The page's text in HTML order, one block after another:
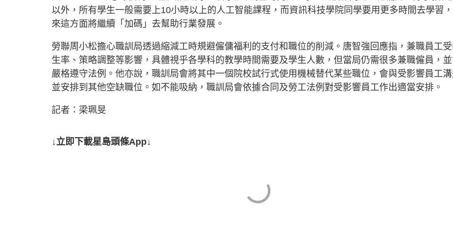
以外，所有學生一般需要上10小時以上的人工智能課程，而資訊科技學院同學要用更多時間去學習
來這方面將繼續「加碼」去幫助行業發展。
勞聯周小松擔心職訓局透過縮減工時規避僱傭福利的支付和職位的削減。唐智強回應指，兼職員工
生率、策略調整等影響，具體視乎各學科的教學時間需要及學生人數，但當局仍需很多兼職僱員，
嚴格遵守法例。他亦說，職訓局會將其中一個院校試行式使用機械替代某些職位，會與受影響員工
並安排到其他空缺職位。如不能吸納，職訓局會依據合同及勞工法例對受影響員工作出適當安排。
記者：梁珮旻
↓立即下載星島頭條App↓